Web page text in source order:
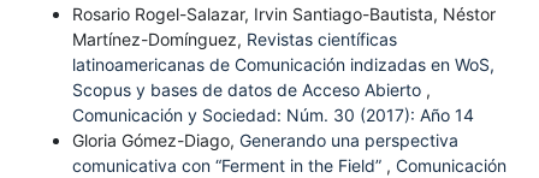
Rosario Rogel-Salazar, Irvin Santiago-Bautista, Néstor
Martínez-Domínguez, Revistas científicas
latinoamericanas de Comunicación indizadas en WoS,
Scopus y bases de datos de Acceso Abierto ,
Comunicación y Sociedad: Núm. 30 (2017): Año 14
Gloria Gómez-Diago, Generando una perspectiva
comunicativa con “Ferment in the Field” , Comunicación